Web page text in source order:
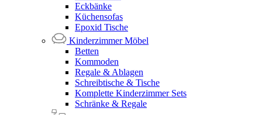
Eckbänke
Küchensofas
Epoxid Tische
Kinderzimmer Möbel
Betten
Kommoden
Regale & Ablagen
Schreibtische & Tische
Komplette Kinderzimmer Sets
Schränke & Regale